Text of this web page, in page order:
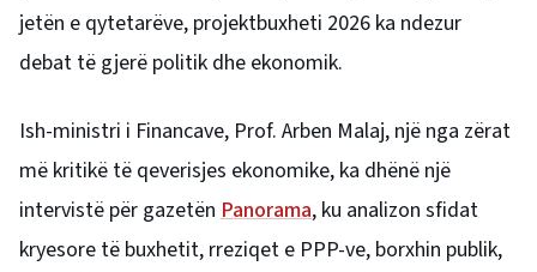
jetën e qytetarëve, projektbuxheti 2026 ka ndezur
debat të gjerë politik dhe ekonomik.
Ish-ministri i Financave, Prof. Arben Malaj, një nga zërat
më kritikë të qeverisjes ekonomike, ka dhënë një
intervistë për gazetën Panorama, ku analizon sfidat
kryesore të buxhetit, rreziqet e PPP-ve, borxhin publik,